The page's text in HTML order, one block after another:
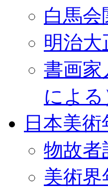
白馬
明治
書画家
による
日本美術
物故者
美術界